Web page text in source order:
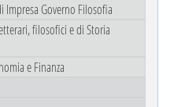
Governo Filosofia
filosofici e di Storia
e Finanza